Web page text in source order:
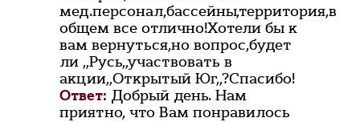
мед.персонал,бассейны,территория,в
общем все отлично!Хотели бы к
вам вернуться,но вопрос,будет
ли ,,Русь,,участвовать в
акции,,Открытый Юг,,?Спасибо!
Ответ: Добрый день. Нам
приятно, что Вам понравилось